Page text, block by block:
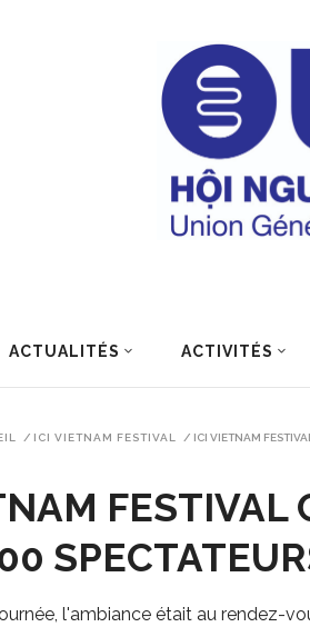
ACTUALITÉS ACTIVITÉS
/ ICI VIETNAM FESTIVAL / ICI VIETNAM
FESTIVAL
l'ambiance était au rendez-